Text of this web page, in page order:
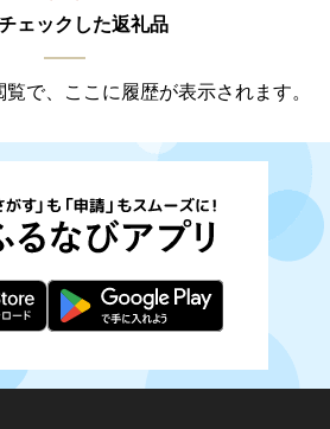
ェックした返礼品
で、ここに履歴が表示されます。